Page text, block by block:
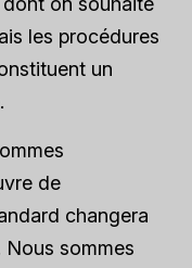
les procédures
un
de
changera
sommes